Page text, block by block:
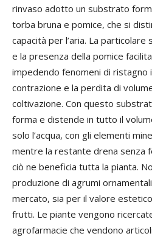
rinvaso adotto un substrato
torba bruna e pomice, che si
capacità per l’aria. La
e la presenza della pomice
impedendo fenomeni di ristagno
contrazione e la perdita di
coltivazione. Con questo
forma e distende in tutto il
solo l’acqua, con gli elementi
mentre la restante drena senza
ciò ne beneficia tutta la pianta.
produzione di agrumi
mercato, sia per il valore
frutti. Le piante vengono
agrofarmacie che vendono